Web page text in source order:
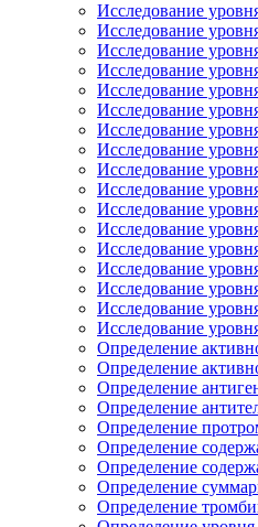
Исследование
Исследование
Исследование
Исследование
Исследование
Исследование
Исследование
Исследование
Исследование
Исследование
Исследование
Исследование
Исследование
Исследование
Исследование
Исследование
Исследование
Определение
Определение
Определение
Определение
Определение
Определение
Определение
Определение
Определение